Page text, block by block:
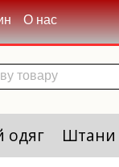
О нас
одяг Штани